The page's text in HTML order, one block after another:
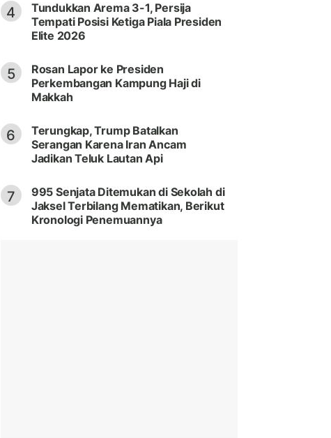
4
Tundukkan Arema 3-1, Persija
Tempati Posisi Ketiga Piala Presiden
Elite 2026
5
Rosan Lapor ke Presiden
Perkembangan Kampung Haji di
Makkah
6
Terungkap, Trump Batalkan
Serangan Karena Iran Ancam
Jadikan Teluk Lautan Api
7
995 Senjata Ditemukan di Sekolah di
Jaksel Terbilang Mematikan, Berikut
Kronologi Penemuannya